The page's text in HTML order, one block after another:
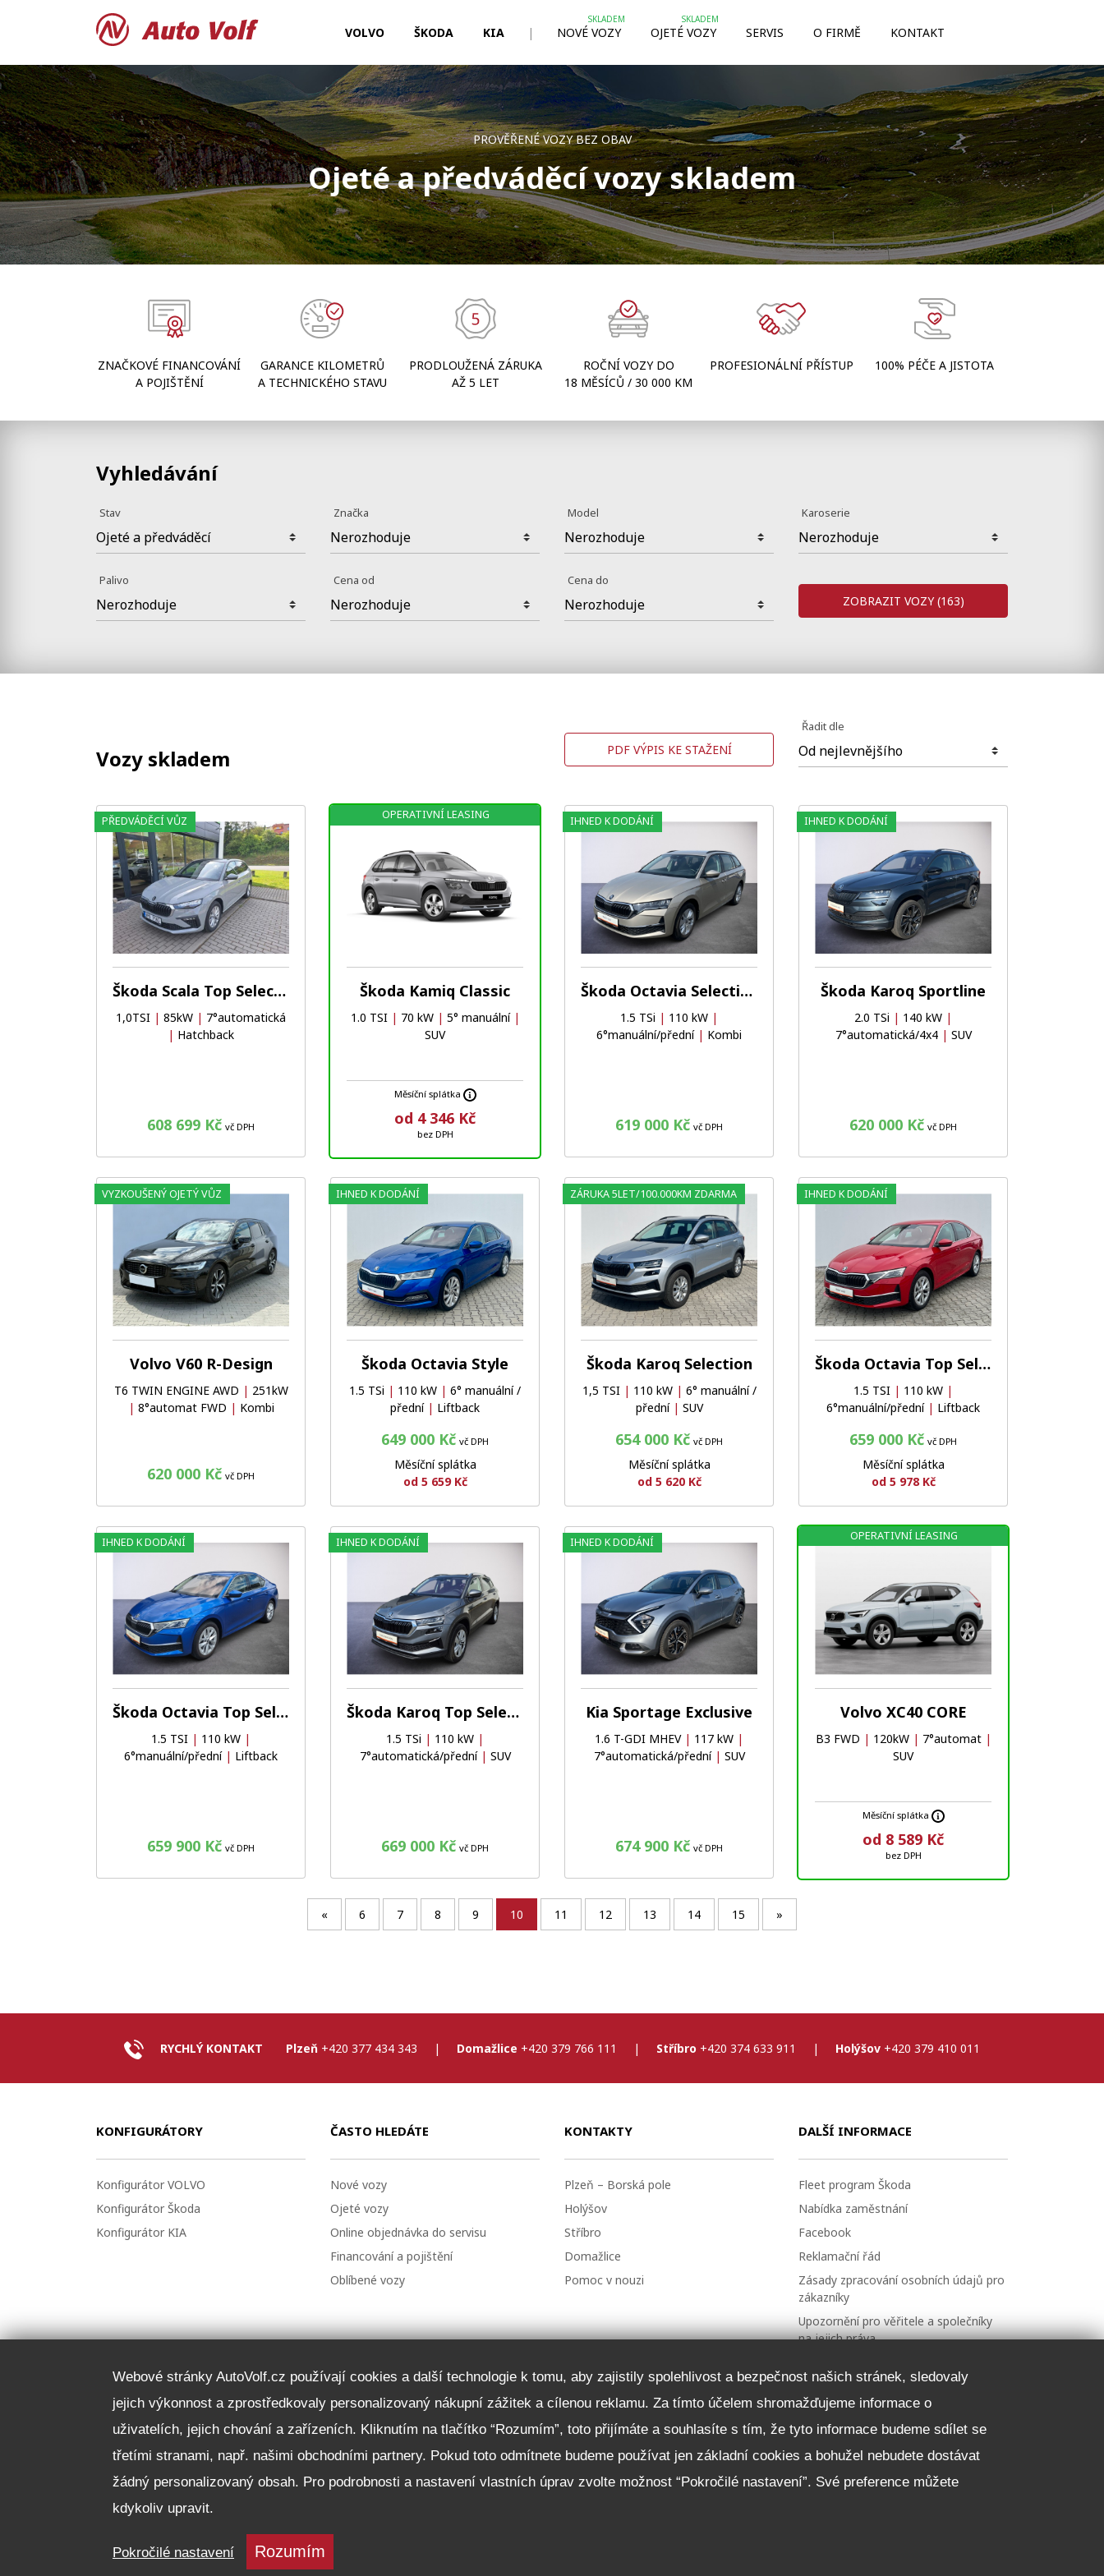
VOLVO ŠKODA KIA | NOVÉ VOZY OJETÉ VOZY SERVIS O FIRMĚ KONTAKT
PROVĚŘENÉ VOZY BEZ OBAV
Ojeté a předváděcí vozy skladem
ZNAČKOVÉ FINANCOVÁNÍ
A POJIŠTĚNÍ
GARANCE KILOMETRŮ
A TECHNICKÉHO STAVU
PRODLOUŽENÁ ZÁRUKA
AŽ 5 LET
ROČNÍ VOZY DO
18 MĚSÍCŮ / 30 000 KM
PROFESIONÁLNÍ PŘÍSTUP 100% PÉČE A JISTOTA
Vyhledávání
Stav Značka Model Karoserie
Palivo Cena od Cena do
ZOBRAZIT VOZY(163)
Vozy skladem PDF VÝPIS KE STAŽENÍ
Řadit dle
Škoda Scala Top Selection
1,0TSI | 85kW | 7°automatická
| Hatchback
608 699 Kč vč DPH
PŘEDVÁDĚCÍ VŮZ Oblíbené
Porovnat
Škoda Kamiq Classic
1.0 TSI | 70 kW | 5° manuální |
SUV
Měsíční splátka
od 4 346 Kč
bez DPH
OPERATIVNÍ LEASING
Škoda Octavia Selection
1.5 TSi | 110 kW |
6°manuální/přední | Kombi
619 000 Kč vč DPH
IHNED K DODÁNÍ Oblíbené
Porovnat
Škoda Karoq Sportline
2.0 TSi | 140 kW |
7°automatická/4x4 | SUV
620 000 Kč vč DPH
IHNED K DODÁNÍ
Volvo V60 R-Design
T6 TWIN ENGINE AWD | 251kW
| 8°automat FWD | Kombi
620 000 Kč vč DPH
VYZKOUŠENÝ OJETÝ VŮZ Oblíbené
Porovnat
Škoda Octavia Style
1.5 TSi | 110 kW | 6° manuální /
přední | Liftback
649 000 Kč vč DPH
Měsíční splátka
od 5 659 Kč
IHNED K DODÁNÍ Oblíbené
Porovnat
Škoda Karoq Selection
1,5 TSI | 110 kW | 6° manuální /
přední | SUV
654 000 Kč vč DPH
Měsíční splátka
od 5 620 Kč
ZÁRUKA 5LET/100.000KM ZDARMA Oblíbené
Porovnat
Škoda Octavia Top Selection
1.5 TSI | 110 kW |
6°manuální/přední | Liftback
659 000 Kč vč DPH
Měsíční splátka
od 5 978 Kč
IHNED K DODÁNÍ
Škoda Octavia Top Selection
1.5 TSI | 110 kW |
6°manuální/přední | Liftback
659 900 Kč vč DPH
IHNED K DODÁNÍ Oblíbené
Porovnat
Škoda Karoq Top Selection
1.5 TSi | 110 kW |
7°automatická/přední | SUV
669 000 Kč vč DPH
IHNED K DODÁNÍ Oblíbené
Porovnat
Kia Sportage Exclusive
1.6 T-GDI MHEV | 117 kW |
7°automatická/přední | SUV
674 900 Kč vč DPH
IHNED K DODÁNÍ Oblíbené
Porovnat
Volvo XC40 CORE
B3 FWD | 120kW | 7°automat |
SUV
Měsíční splátka
od 8 589 Kč
bez DPH
OPERATIVNÍ LEASING
« 6 7 8 9 10 11 12 13 14 15 »
RYCHLÝ KONTAKT Plzeň +420 377 434 343 | Domažlice +420 379 766 111 | Stříbro +420 374 633 911 | Holýšov +420 379 410 011
KONFIGURÁTORY
Konfigurátor VOLVO
Konfigurátor Škoda
Konfigurátor KIA
ČASTO HLEDÁTE
Nové vozy
Ojeté vozy
Online objednávka do servisu
Financování a pojištění
Oblíbené vozy
KONTAKTY
Plzeň – Borská pole
Holýšov
Stříbro
Domažlice
Pomoc v nouzi
DALŠÍ INFORMACE
Fleet program Škoda
Nabídka zaměstnání
Facebook
Reklamační řád
Zásady zpracování osobních údajů pro
zákazníky
Upozornění pro věřitele a společníky
na jejich práva
NEZÁVAZNĚ POPTAT VŮZ
Auto Volf spol. s r.o. | IČ: 49194216 | sídlo: Plzeňská 1444, 349 01 Stříbro
Webové stránky AutoVolf.cz používají cookies a další technologie k tomu, aby zajistily spolehlivost a bezpečnost našich stránek, sledovaly
jejich výkonnost a zprostředkovaly personalizovaný nákupní zážitek a cílenou reklamu. Za tímto účelem shromažďujeme informace o
uživatelích, jejich chování a zařízeních. Kliknutím na tlačítko “Rozumím”, toto přijímáte a souhlasíte s tím, že tyto informace budeme sdílet se
třetími stranami, např. našimi obchodními partnery. Pokud toto odmítnete budeme používat jen základní cookies a bohužel nebudete dostávat
žádný personalizovaný obsah. Pro podrobnosti a nastavení vlastních úprav zvolte možnost “Pokročilé nastavení”. Své preference můžete
kdykoliv upravit.
Pokročilé nastavení Rozumím